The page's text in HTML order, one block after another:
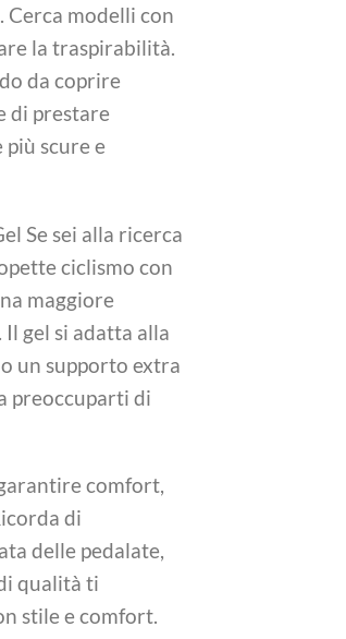
modelli con
la traspirabilità.
da coprire
di prestare
scure e
Se sei alla ricerca
ciclismo con
maggiore
gel si adatta alla
un supporto extra
preoccuparti di
comfort,
di
delle pedalate,
qualità ti
stile e comfort.